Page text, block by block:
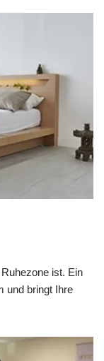
ist. Ein
und bringt Ihre